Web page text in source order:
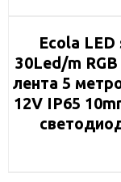
Ecola
30Led/m
лента 5
12V IP65